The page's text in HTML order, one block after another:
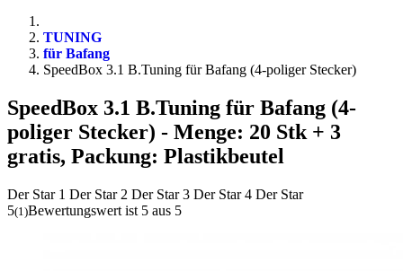
TUNING
für Bafang
SpeedBox 3.1 B.Tuning für Bafang (4-poliger Stecker)
SpeedBox 3.1 B.Tuning für Bafang (4-
poliger Stecker) - Menge: 20 Stk + 3
gratis, Packung: Plastikbeutel
Der Star 1 Der Star 2 Der Star 3 Der Star 4 Der Star
5(1 )Bewertungswert ist 5 aus 5